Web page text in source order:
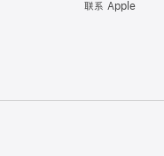
联系 Apple